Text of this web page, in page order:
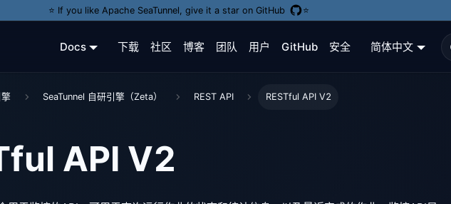
⭐️ If you like Apache SeaTunnel, give it a star on GitHub ⭐️
Docs 下载 社区 博客 团队 用户 GitHub 安全 简体中文
SeaTunnel 自研引擎（Zeta） REST API RESTful API V2
API V2